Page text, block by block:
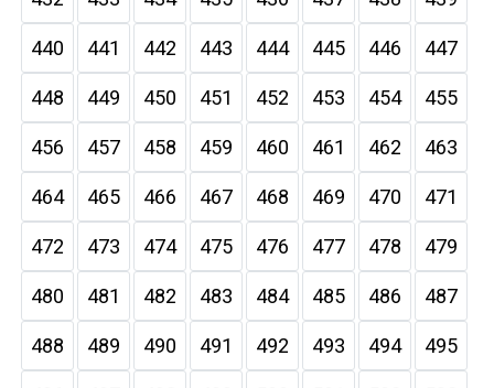
440 441 442 443 444 445 446 447
448 449 450 451 452 453 454 455
456 457 458 459 460 461 462 463
464 465 466 467 468 469 470 471
472 473 474 475 476 477 478 479
480 481 482 483 484 485 486 487
488 489 490 491 492 493 494 495